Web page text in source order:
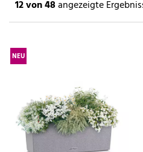
12von 48angezeigte
NEU